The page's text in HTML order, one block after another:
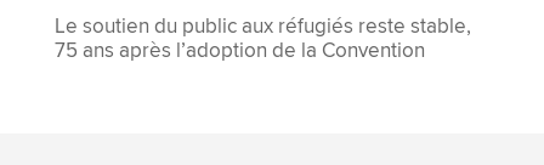
Le soutien du public aux réfugiés reste stable,
75 ans après l’adoption de la Convention